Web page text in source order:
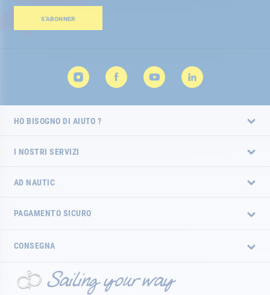
nostra
Newsletter:S’ABONNER
HO BISOGNO DI AIUTO ?
I NOSTRI SERVIZI
AD NAUTIC
PAGAMENTO SICURO
CONSEGNA